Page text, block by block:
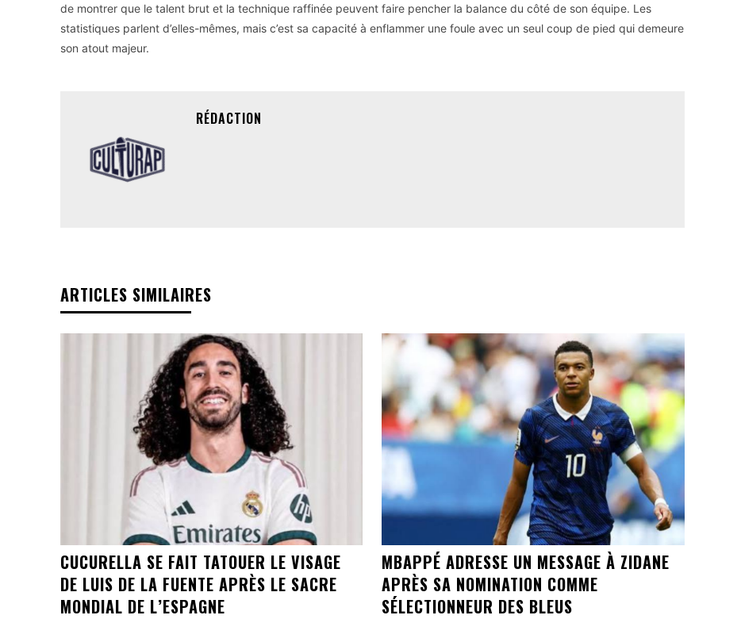
de montrer que le talent brut et la technique raffinée peuvent faire pencher la balance du côté de son équipe. Les
statistiques parlent d’elles-mêmes, mais c’est sa capacité à enflammer une foule avec un seul coup de pied qui demeure
son atout majeur.
RÉDACTION
ARTICLES SIMILAIRES
CUCURELLA SE FAIT TATOUER LE VISAGE
DE LUIS DE LA FUENTE APRÈS LE SACRE
MONDIAL DE L’ESPAGNE
MBAPPÉ ADRESSE UN MESSAGE À ZIDANE
APRÈS SA NOMINATION COMME
SÉLECTIONNEUR DES BLEUS